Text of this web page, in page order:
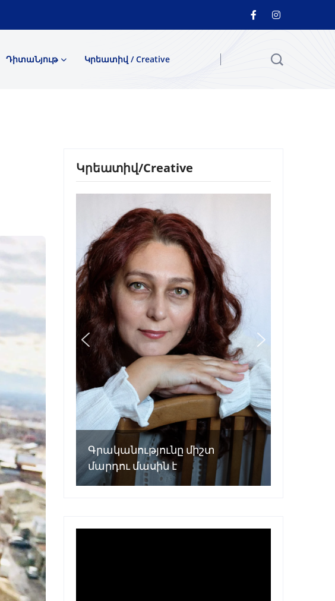
ԴիտաՆյութ Կրեատիվ / Creative
Կրեատիվ/Creative
Գրականությունը միշտ
մարդու մասին է